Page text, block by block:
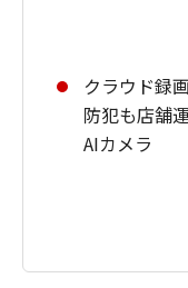
クラウド録
防犯も店舗
AIカメラ